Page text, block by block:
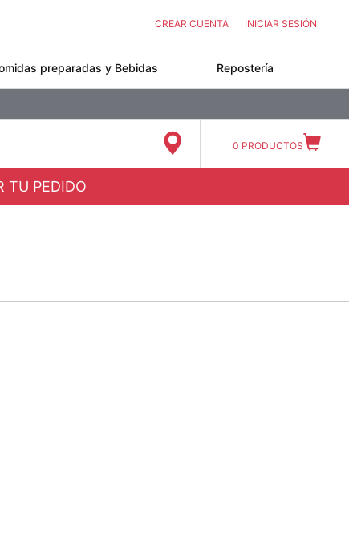
CREAR CUENTA INICIAR SESIÓN
preparadas y Bebidas Repostería
0 PRODUCTOS
TU PEDIDO